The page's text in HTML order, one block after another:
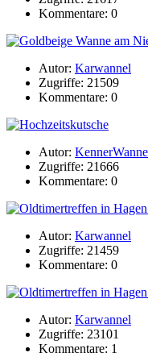
Kommentare: 0
Autor: Karwannel
Zugriffe: 21509
Kommentare: 0
Autor: KennerWanne
Zugriffe: 21666
Kommentare: 0
Autor: Karwannel
Zugriffe: 21459
Kommentare: 0
Autor: Karwannel
Zugriffe: 23101
Kommentare: 1